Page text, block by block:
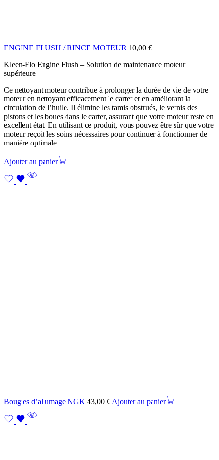
ENGINE FLUSH / RINCE MOTEUR 10,00 €
Kleen-Flo Engine Flush – Solution de maintenance moteur
supérieure
Ce nettoyant moteur contribue à prolonger la durée de vie de votre
moteur en nettoyant efficacement le carter et en améliorant la
circulation de l’huile. Il élimine les tamis obstrués, le vernis des
pistons et les boues dans le carter, assurant que votre moteur reste en
excellent état. En utilisant ce produit, vous pouvez être sûr que votre
moteur reçoit les soins nécessaires pour continuer à fonctionner de
manière optimale.
Ajouter au panier
Bougies d’allumage NGK 43,00 € Ajouter au panier